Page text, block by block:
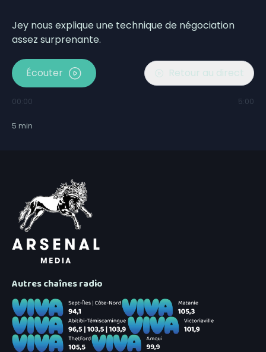
Jey nous explique une technique de négociation
assez surprenante.
Écouter Retour au direct
00:00 5:00
5 min
Autres chaînes radio